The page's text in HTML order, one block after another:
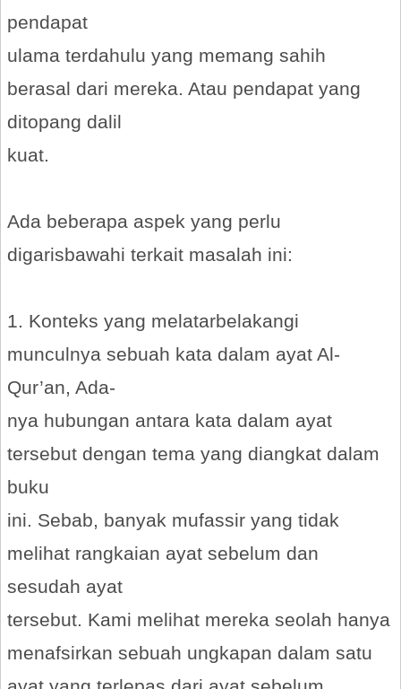
pendapat
ulama terdahulu yang memang sahih
berasal dari mereka. Atau pendapat yang
ditopang dalil
kuat.
Ada beberapa aspek yang perlu
digarisbawahi terkait masalah ini:
1. Konteks yang melatarbelakangi
munculnya sebuah kata dalam ayat Al-
Qur’an, Ada-
nya hubungan antara kata dalam ayat
tersebut dengan tema yang diangkat dalam
buku
ini. Sebab, banyak mufassir yang tidak
melihat rangkaian ayat sebelum dan
sesudah ayat
tersebut. Kami melihat mereka seolah hanya
menafsirkan sebuah ungkapan dalam satu